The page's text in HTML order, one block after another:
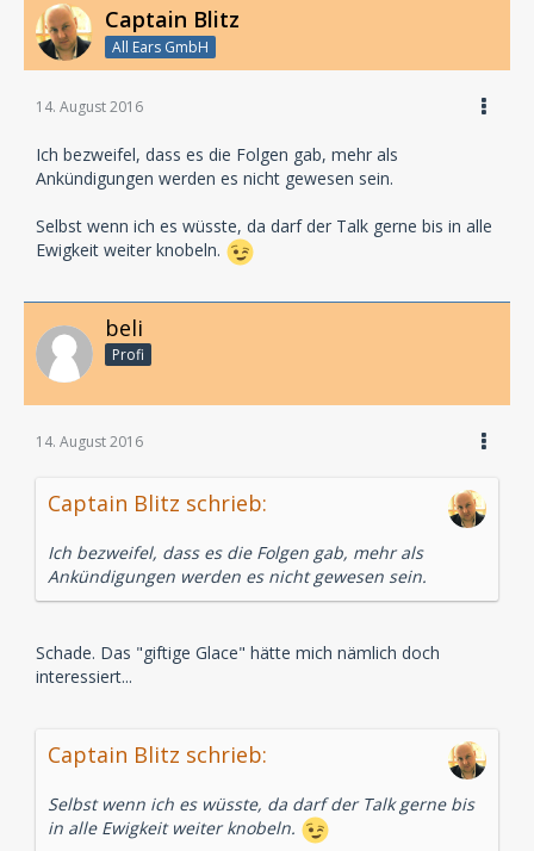
Captain Blitz
All Ears GmbH
14. August 2016
Ich bezweifel, dass es die Folgen gab, mehr als
Ankündigungen werden es nicht gewesen sein.
Selbst wenn ich es wüsste, da darf der Talk gerne bis in alle
Ewigkeit weiter knobeln.
beli
Profi
14. August 2016
Captain Blitz schrieb:
Ich bezweifel, dass es die Folgen gab, mehr als
Ankündigungen werden es nicht gewesen sein.
Schade. Das "giftige Glace" hätte mich nämlich doch
interessiert...
Captain Blitz schrieb:
Selbst wenn ich es wüsste, da darf der Talk gerne bis
in alle Ewigkeit weiter knobeln.